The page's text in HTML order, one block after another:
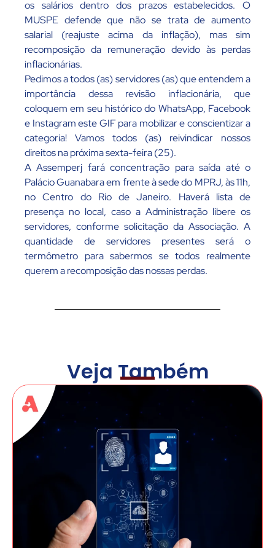
os salários dentro dos prazos estabelecidos. O
MUSPE defende que não se trata de aumento
salarial (reajuste acima da inflação), mas sim
recomposição da remuneração devido às perdas
inflacionárias.
Pedimos a todos (as) servidores (as) que entendem a
importância dessa revisão inflacionária, que
coloquem em seu histórico do WhatsApp, Facebook
e Instagram este GIF para mobilizar e conscientizar a
categoria! Vamos todos (as) reivindicar nossos
direitos na próxima sexta-feira (25).
A Assemperj fará concentração para saída até o
Palácio Guanabara em frente à sede do MPRJ, às 11h,
no Centro do Rio de Janeiro. Haverá lista de
presença no local, caso a Administração libere os
servidores, conforme solicitação da Associação. A
quantidade de servidores presentes será o
termômetro para sabermos se todos realmente
querem a recomposição das nossas perdas.
Veja Também